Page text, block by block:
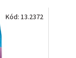
Kód: 13.2372